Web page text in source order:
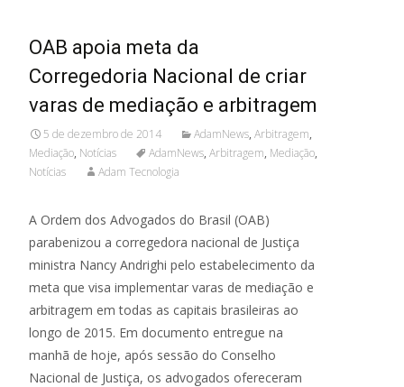
OAB apoia meta da
Corregedoria Nacional de criar
varas de mediação e arbitragem
5 de dezembro de 2014 AdamNews, Arbitragem,
Mediação, Notícias AdamNews, Arbitragem, Mediação,
Notícias
Adam Tecnologia
A Ordem dos Advogados do Brasil (OAB)
parabenizou a corregedora nacional de Justiça
ministra Nancy Andrighi pelo estabelecimento da
meta que visa implementar varas de mediação e
arbitragem em todas as capitais brasileiras ao
longo de 2015. Em documento entregue na
manhã de hoje, após sessão do Conselho
Nacional de Justiça, os advogados ofereceram